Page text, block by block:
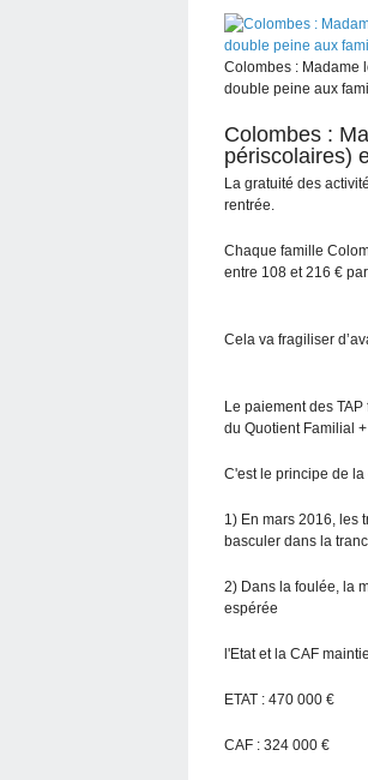
Colombes : Madame
double peine aux
Colombes :
périscolaires)
La gratuité des
rentrée.
Chaque famille
entre 108 et 216 €
Cela va fragiliser
Le paiement des
du Quotient Familial
C'est le principe de
1) En mars 2016, les
basculer dans la
2) Dans la foulée, la
espérée
l'Etat et la CAF
ETAT : 470 000 €
CAF : 324 000 €